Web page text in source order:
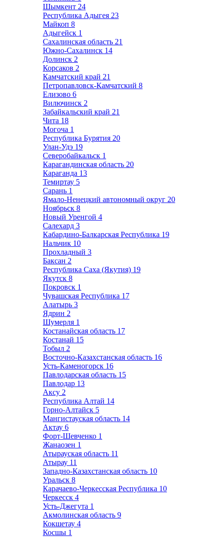
Шымкент 24
Республика Адыгея 23
Майкоп 8
Адыгейск 1
Сахалинская область 21
Южно-Сахалинск 14
Долинск 2
Корсаков 2
Камчатский край 21
Петропавловск-Камчатский 8
Елизово 6
Вилючинск 2
Забайкальский край 21
Чита 18
Могоча 1
Республика Бурятия 20
Улан-Удэ 19
Северобайкальск 1
Карагандинская область 20
Караганда 13
Темиртау 5
Сарань 1
Ямало-Ненецкий автономный округ 20
Ноябрьск 8
Новый Уренгой 4
Салехард 3
Кабардино-Балкарская Республика 19
Нальчик 10
Прохладный 3
Баксан 2
Республика Саха (Якутия) 19
Якутск 8
Покровск 1
Чувашская Республика 17
Алатырь 3
Ядрин 2
Шумерля 1
Костанайская область 17
Костанай 15
Тобыл 2
Восточно-Казахстанская область 16
Усть-Каменогорск 16
Павлодарская область 15
Павлодар 13
Аксу 2
Республика Алтай 14
Горно-Алтайск 5
Мангистауская область 14
Актау 6
Форт-Шевченко 1
Жанаозен 1
Атырауская область 11
Атырау 11
Западно-Казахстанская область 10
Уральск 8
Карачаево-Черкесская Республика 10
Черкесск 4
Усть-Джегута 1
Акмолинская область 9
Кокшетау 4
Косшы 1